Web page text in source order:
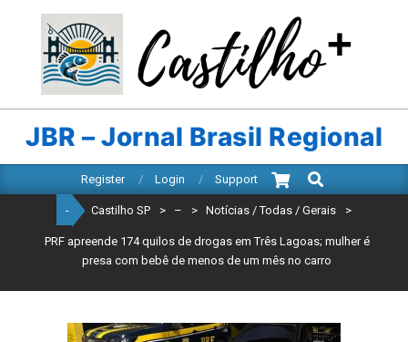
content
CASTILHO
SP
JBR – Jornal Brasil Regional
Navigation
Register Login Support
Search
- Castilho SP > – > Notícias / Todas / Gerais >
PRF apreende 174 quilos de drogas em Três Lagoas; mulher é
presa com bebê de menos de um mês no carro